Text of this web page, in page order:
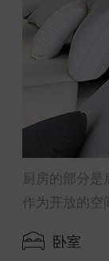
厨房的部分
作为开放的空
卧室